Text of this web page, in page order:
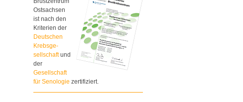
Ostsachsen
ist nach den
Kriterien der
Deutschen
Krebsge-
sellschaftund
der
Gesellschaft
für Senologie zertifiziert.